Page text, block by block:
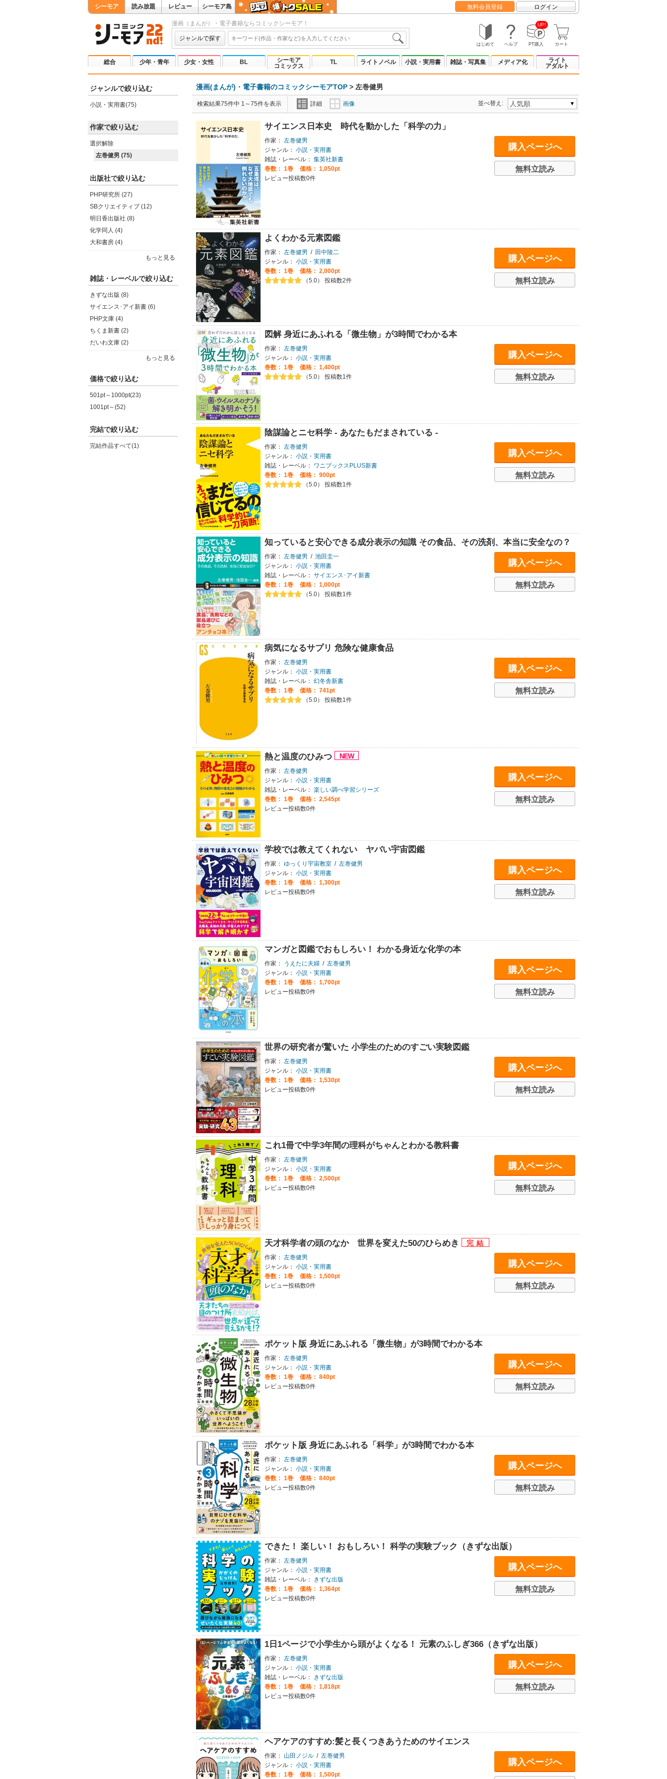
シーモア 読み放題 レビュー シーモア島 無料会員登録 ログイン
漫画（まんが）・電子書籍ならコミックシーモア！
ジャンルで探す
はじめて ヘルプ
UP!
PT購入 カート
総合 少年・青年 少女・女性 BL
シーモア
コミックス
TL ライトノベル 小説・実用書 雑誌・写真集 メディア化
ライト
アダルト
ジャンルで絞り込む
小説・実用書(75)
作家で絞り込む
選択解除
左巻健男 (75)
出版社で絞り込む
PHP研究所 (27)
SBクリエイティブ (12)
明日香出版社 (8)
化学同人 (4)
大和書房 (4)
もっと見る
雑誌・レーベルで絞り込む
きずな出版 (8)
サイエンス･アイ新書 (6)
PHP文庫 (4)
ちくま新書 (2)
だいわ文庫 (2)
もっと見る
価格で絞り込む
501pt～1000pt(23)
1001pt～(52)
完結で絞り込む
完結作品すべて(1)
漫画(まんが)・電子書籍のコミックシーモアTOP > 左巻健男
検索結果75件中 1～75件を表示 詳細 画像 並べ替え:
サイエンス日本史 時代を動かした「科学の力」
作家： 左巻健男
ジャンル： 小説・実用書
雑誌・レーベル： 集英社新書
巻数： 1巻
価格： 1,050pt
レビュー投稿数0件
購入ページへ
無料立読み
よくわかる元素図鑑
作家： 左巻健男 /
田中陵二
ジャンル： 小説・実用書
巻数： 1巻
価格： 2,000pt
（5.0） 投稿数2件
購入ページへ
無料立読み
図解 身近にあふれる「微生物」が3時間でわかる本
作家： 左巻健男
ジャンル： 小説・実用書
巻数： 1巻
価格： 1,400pt
（5.0） 投稿数1件
購入ページへ
無料立読み
陰謀論とニセ科学 - あなたもだまされている -
作家： 左巻健男
ジャンル： 小説・実用書
雑誌・レーベル：
ワニブックスPLUS新書
巻数： 1巻
価格： 900pt
（5.0） 投稿数1件
購入ページへ
無料立読み
知っていると安心できる成分表示の知識 その食品、その洗剤、本当に安全なの？
作家： 左巻健男 / 池田圭一
ジャンル： 小説・実用書
雑誌・レーベル： サイエンス･アイ新書
巻数： 1巻
価格： 1,000pt
（5.0） 投稿数1件
購入ページへ
無料立読み
病気になるサプリ 危険な健康食品
作家： 左巻健男
ジャンル： 小説・実用書
雑誌・レーベル： 幻冬舎新書
巻数： 1巻
価格： 741pt
（5.0） 投稿数1件
購入ページへ
無料立読み
熱と温度のひみつ
作家： 左巻健男
ジャンル： 小説・実用書
雑誌・レーベル： 楽しい調べ学習シリーズ
巻数： 1巻
価格： 2,545pt
レビュー投稿数0件
購入ページへ
無料立読み
学校では教えてくれない ヤバい宇宙図鑑
作家： ゆっくり宇宙教室 / 左巻健男
ジャンル： 小説・実用書
巻数： 1巻
価格： 1,300pt
レビュー投稿数0件
購入ページへ
無料立読み
マンガと図鑑でおもしろい！ わかる身近な化学の本
作家： うえたに夫婦 / 左巻健男
ジャンル： 小説・実用書
巻数： 1巻
価格： 1,700pt
レビュー投稿数0件
購入ページへ
無料立読み
世界の研究者が驚いた 小学生のためのすごい実験図鑑
作家： 左巻健男
ジャンル： 小説・実用書
巻数： 1巻
価格： 1,530pt
レビュー投稿数0件
購入ページへ
無料立読み
これ1冊で中学3年間の理科がちゃんとわかる教科書
作家： 左巻健男
ジャンル： 小説・実用書
巻数： 1巻
価格： 2,500pt
レビュー投稿数0件
購入ページへ
無料立読み
天才科学者の頭のなか 世界を変えた50のひらめき
作家： 左巻健男
ジャンル： 小説・実用書
巻数： 1巻
価格： 1,500pt
レビュー投稿数0件
購入ページへ
無料立読み
ポケット版 身近にあふれる「微生物」が3時間でわかる本
作家： 左巻健男
ジャンル： 小説・実用書
巻数： 1巻
価格： 840pt
レビュー投稿数0件
購入ページへ
無料立読み
ポケット版 身近にあふれる「科学」が3時間でわかる本
作家： 左巻健男
ジャンル： 小説・実用書
巻数： 1巻
価格： 840pt
レビュー投稿数0件
購入ページへ
無料立読み
できた！ 楽しい！ おもしろい！ 科学の実験ブック（きずな出版）
作家： 左巻健男
ジャンル： 小説・実用書
雑誌・レーベル：
きずな出版
巻数： 1巻
価格： 1,364pt
レビュー投稿数0件
購入ページへ
無料立読み
1日1ページで小学生から頭がよくなる！ 元素のふしぎ366（きずな出版）
作家： 左巻健男
ジャンル： 小説・実用書
雑誌・レーベル：
きずな出版
巻数： 1巻
価格： 1,818pt
レビュー投稿数0件
購入ページへ
無料立読み
ヘアケアのすすめ:髪と長くつきあうためのサイエンス
作家： 山田ノジル / 左巻健男
ジャンル： 小説・実用書
巻数： 1巻 価格： 1,500pt
購入ページへ